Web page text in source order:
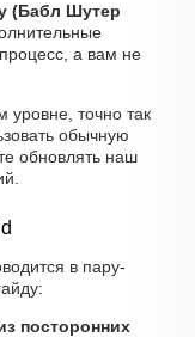
(Бабл Шутер
а вам не
уровне, точно так
обычную
обновлять наш
в пару-
посторонних